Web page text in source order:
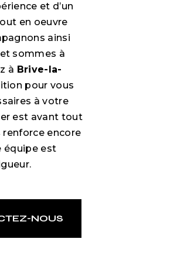
et d’un
en oeuvre
ainsi
et sommes à
à Brive-la-
pour vous
à votre
est avant tout
encore
équipe est
NOUS